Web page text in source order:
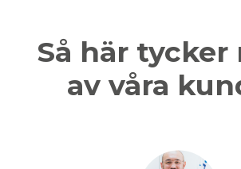
Så här tycker
av våra